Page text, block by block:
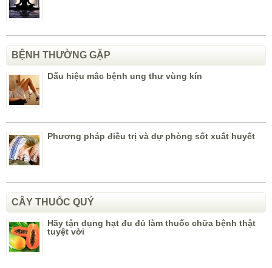
BỆNH THƯỜNG GẶP
Dấu hiệu mắc bệnh ung thư vùng kín
Phương pháp điều trị và dự phòng sốt xuất huyết
CÂY THUỐC QUÝ
Hãy tận dụng hạt đu đủ làm thuốc chữa bệnh thật
tuyệt vời